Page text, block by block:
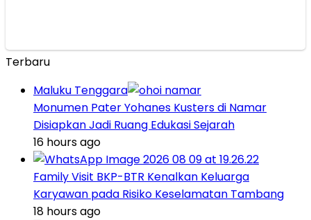
Terbaru
Maluku Tenggara
Monumen Pater Yohanes Kusters di Namar
Disiapkan Jadi Ruang Edukasi Sejarah
16 hours ago
Family Visit BKP-BTR Kenalkan Keluarga
Karyawan pada Risiko Keselamatan Tambang
18 hours ago